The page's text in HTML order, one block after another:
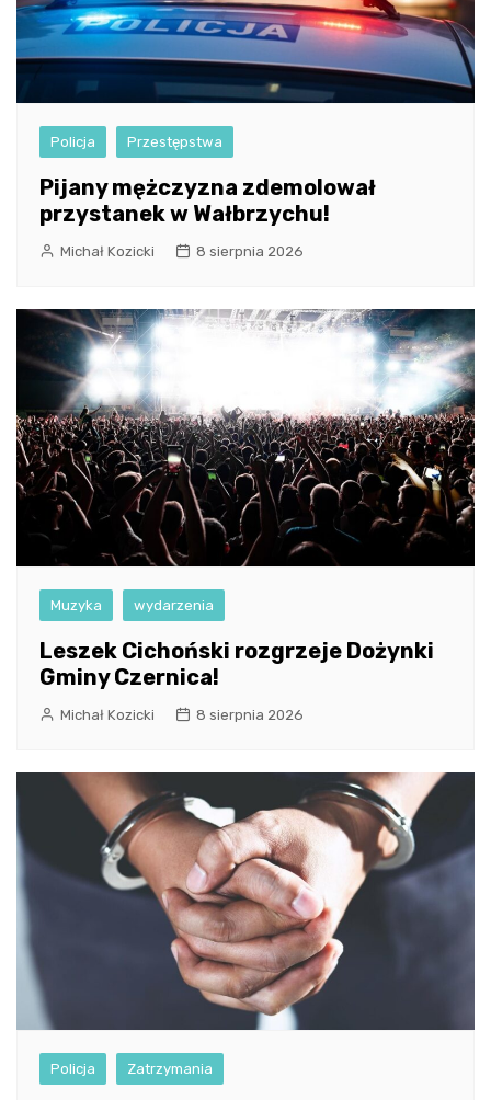
Policja Przestępstwa
Pijany mężczyzna zdemolował
przystanek w Wałbrzychu!
Michał Kozicki 8 sierpnia 2026
Muzyka wydarzenia
Leszek Cichoński rozgrzeje Dożynki
Gminy Czernica!
Michał Kozicki 8 sierpnia 2026
Policja Zatrzymania